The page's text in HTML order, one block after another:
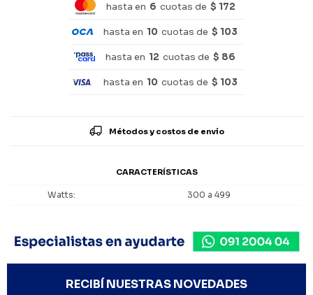
hasta en 6 cuotas de $ 172
hasta en 10 cuotas de $ 103
hasta en 12 cuotas de $ 86
hasta en 10 cuotas de $ 103
Métodos y costos de envío
CARACTERÍSTICAS
Watts 300 a 499
RECIBÍ NUESTRAS NOVEDADES